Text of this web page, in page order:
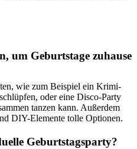
um Geburtstage zuhause
wie zum Beispiel ein Krimi-
oder eine Disco-Party
tanzen kann. Außerdem
DIY-Elemente tolle Optionen.
Geburtstagsparty?